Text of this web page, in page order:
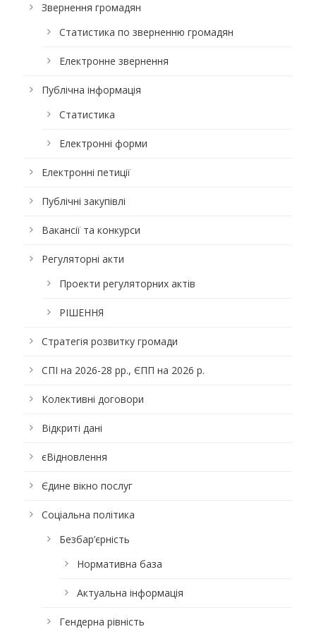
Звернення громадян
Статистика по зверненню громадян
Електронне звернення
Публічна інформація
Статистика
Електронні форми
Електронні петиції
Публічні закупівлі
Вакансії та конкурси
Регуляторні акти
Проекти регуляторних актів
РІШЕННЯ
Стратегія розвитку громади
СПІ на 2026-28 рр., ЄПП на 2026 р.
Колективні договори
Відкриті дані
єВідновлення
Єдине вікно послуг
Соціальна політика
Безбар’єрність
Нормативна база
Актуальна інформація
Гендерна рівність